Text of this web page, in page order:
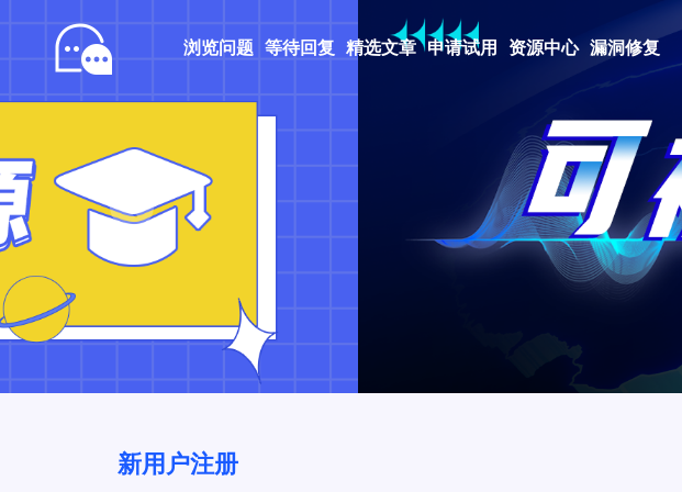
Prev
浏览问题 等待回复 精选文章 申请试用 资源中心 漏洞修复
新用户注册